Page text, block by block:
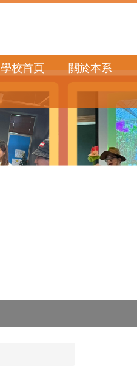
學校首頁 關於本系